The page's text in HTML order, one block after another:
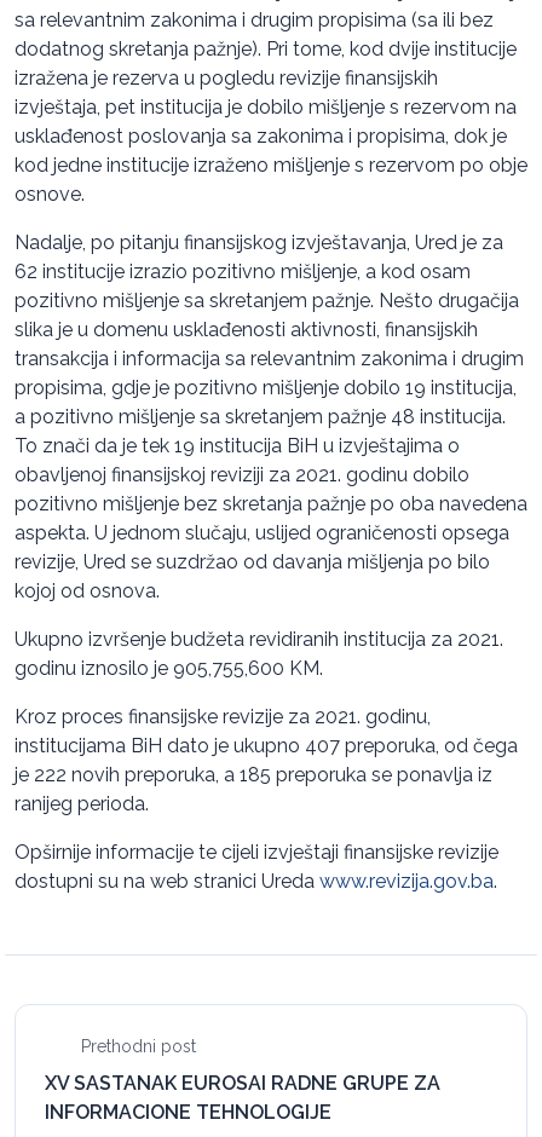
sa relevantnim zakonima i drugim propisima (sa ili bez
dodatnog skretanja pažnje). Pri tome, kod dvije institucije
izražena je rezerva u pogledu revizije finansijskih
izvještaja, pet institucija je dobilo mišljenje s rezervom na
usklađenost poslovanja sa zakonima i propisima, dok je
kod jedne institucije izraženo mišljenje s rezervom po obјe
osnove.
Nadalje, po pitanju finansijskog izvještavanja, Ured je za
62 institucije izrazio pozitivno mišljenje, a kod osam
pozitivno mišljenje sa skretanjem pažnje. Nešto drugačija
slika je u domenu usklađenosti aktivnosti, finansijskih
transakcija i informacija sa relevantnim zakonima i drugim
propisima, gdje je pozitivno mišljenje dobilo 19 institucija,
a pozitivno mišljenje sa skretanjem pažnje 48 institucija.
To znači da je tek 19 institucija BiH u izvještajima o
obavljenoj finansijskoj reviziji za 2021. godinu dobilo
pozitivno mišljenje bez skretanja pažnje po oba navedena
aspekta. U jednom slučaju, uslijed ograničenosti opsega
revizije, Ured se suzdržao od davanja mišljenja po bilo
kojoj od osnova.
Ukupno izvršenje budžeta revidiranih institucija za 2021.
godinu iznosilo je 905,755,600 KM.
Kroz proces finansijske revizije za 2021. godinu,
institucijama BiH dato je ukupno 407 preporuka, od čega
je 222 novih preporuka, a 185 preporuka se ponavlja iz
ranijeg perioda.
Opširnije informacije te cijeli izvještaji finansijske revizije
dostupni su na web stranici Ureda www.revizija.gov.ba.
Prethodni post
XV SASTANAK EUROSAI RADNE GRUPE ZA
INFORMACIONE TEHNOLOGIJE